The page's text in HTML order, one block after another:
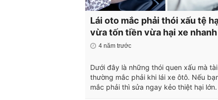
Lái oto mắc phải thói xấu tệ
vừa tốn tiền vừa hại xe
4 năm trước
Dưới đây là những thói quen xấu mà
thường mắc phải khi lái xe ôtô. Nếu
mắc phải thì sửa ngay kẻo thiệt hại lớn.